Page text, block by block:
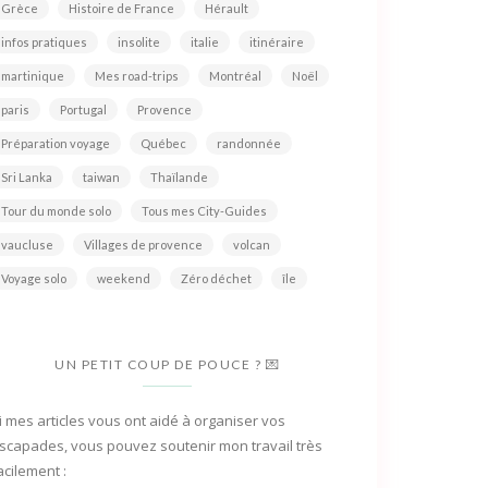
Grèce Histoire de France Hérault
infos pratiques insolite italie itinéraire
martinique Mes road-trips Montréal Noël
paris Portugal Provence
Préparation voyage Québec randonnée
Sri Lanka taiwan Thaïlande
Tour du monde solo Tous mes City-Guides
vaucluse Villages de provence volcan
Voyage solo weekend Zéro déchet île
UN PETIT COUP DE POUCE ? 💌
mes articles vous ont aidé à organiser vos
vous pouvez soutenir mon travail très
: